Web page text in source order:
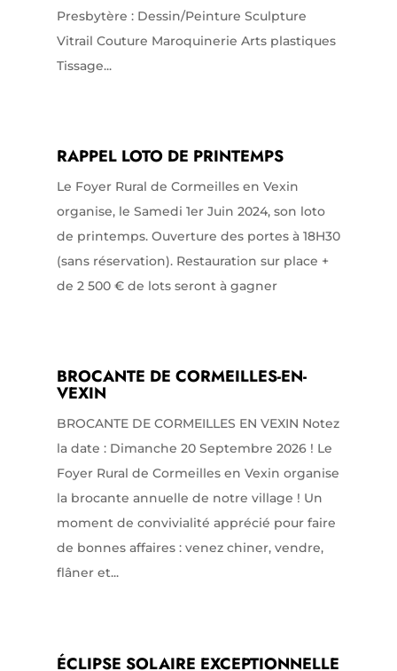
Presbytère : Dessin/Peinture Sculpture
Vitrail Couture Maroquinerie Arts plastiques
Tissage...
RAPPEL LOTO DE PRINTEMPS
Le Foyer Rural de Cormeilles en Vexin
organise, le Samedi 1er Juin 2024, son loto
de printemps. Ouverture des portes à 18H30
(sans réservation). Restauration sur place +
de 2 500 € de lots seront à gagner
BROCANTE DE CORMEILLES-EN-
VEXIN
BROCANTE DE CORMEILLES EN VEXIN Notez
la date : Dimanche 20 Septembre 2026 ! Le
Foyer Rural de Cormeilles en Vexin organise
la brocante annuelle de notre village ! Un
moment de convivialité apprécié pour faire
de bonnes affaires : venez chiner, vendre,
flâner et...
ÉCLIPSE SOLAIRE EXCEPTIONNELLE